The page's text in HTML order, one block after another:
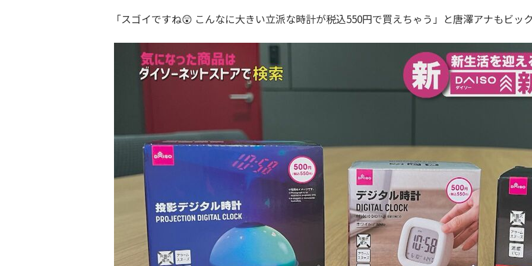
「スゴイですね😲 こんなに大きい立派な時計が税込550円で買えちゃう」と唐澤アナもビッ